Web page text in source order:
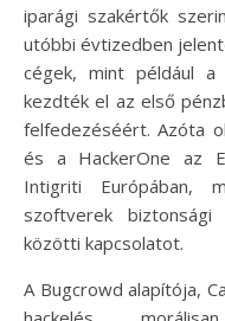
iparági szakértők
utóbbi évtizedben
cégek, mint például
kezdték el az első
felfedezéséért. Azóta
és a HackerOne az
Intigriti Európában,
szoftverek
közötti kapcsolatot.
A Bugcrowd alapítója,